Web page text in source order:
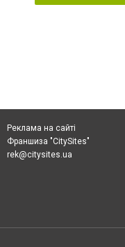
Реклама на сайті
Франшиза "CitySites"
rek@citysites.ua